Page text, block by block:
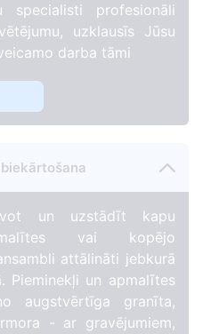
specialisti profesionāli
uzklausīs Jūsu
darba tāmi
un uzstādīt kapu
vai kopējo
attālināti jebkurā
Pieminekļi un apmalītes
augstvērtīga granīta,
- ar gravējumiem,